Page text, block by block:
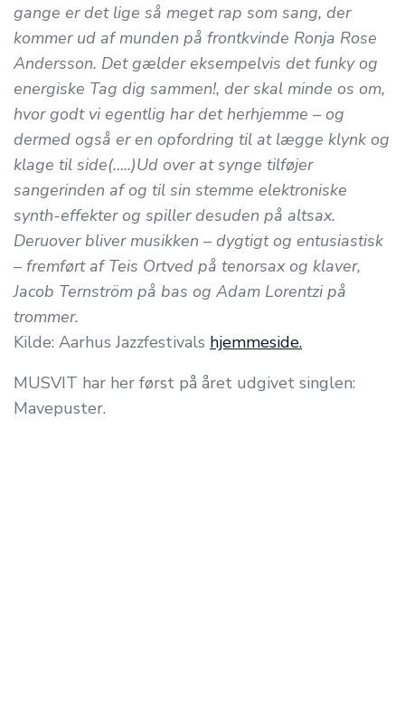
gange er det lige så meget rap som sang, der
kommer ud af munden på frontkvinde Ronja Rose
Andersson. Det gælder eksempelvis det funky og
energiske Tag dig sammen!, der skal minde os om,
hvor godt vi egentlig har det herhjemme – og
dermed også er en opfordring til at lægge klynk og
klage til side(…..)Ud over at synge tilføjer
sangerinden af og til sin stemme elektroniske
synth-effekter og spiller desuden på altsax.
Deruover bliver musikken – dygtigt og entusiastisk
– fremført af Teis Ortved på tenorsax og klaver,
Jacob Ternström på bas og Adam Lorentzi på
trommer.
Kilde: Aarhus Jazzfestivals hjemmeside.
MUSVIT har her først på året udgivet singlen:
Mavepuster.